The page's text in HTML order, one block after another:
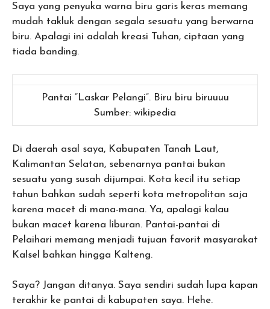
Saya yang penyuka warna biru garis keras memang
mudah takluk dengan segala sesuatu yang berwarna
biru. Apalagi ini adalah kreasi Tuhan, ciptaan yang
tiada banding.
Pantai “Laskar Pelangi”. Biru biru biruuuu
Sumber: wikipedia
Di daerah asal saya, Kabupaten Tanah Laut,
Kalimantan Selatan, sebenarnya pantai bukan
sesuatu yang susah dijumpai. Kota kecil itu setiap
tahun bahkan sudah seperti kota metropolitan saja
karena macet di mana-mana. Ya, apalagi kalau
bukan macet karena liburan. Pantai-pantai di
Pelaihari memang menjadi tujuan favorit masyarakat
Kalsel bahkan hingga Kalteng.
Saya? Jangan ditanya. Saya sendiri sudah lupa kapan
terakhir ke pantai di kabupaten saya. Hehe.